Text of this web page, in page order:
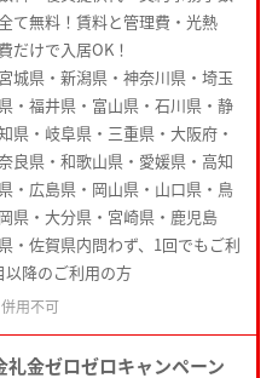
て無料！賃料と管理費・光熱
だけで入居OK！
城県・新潟県・神奈川県・埼玉
・福井県・富山県・石川県・静
県・岐阜県・三重県・大阪府・
良県・和歌山県・愛媛県・高知
・広島県・岡山県・山口県・鳥
県・大分県・宮崎県・鹿児島
・佐賀県内問わず、1回でもご利
以降のご利用の方
用不可
金ゼロゼロキャンペーン